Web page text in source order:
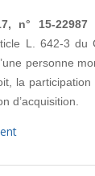
n° 15-22987
L. 642-3 du
personne
la
d’acquisition.